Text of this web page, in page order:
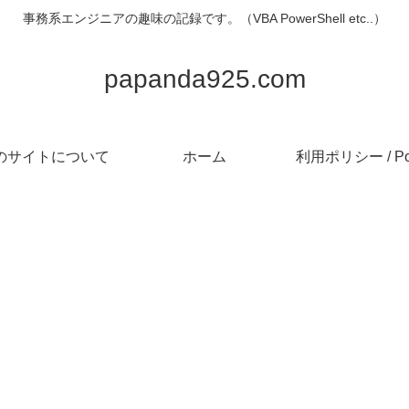
事務系エンジニアの趣味の記録です。（VBA PowerShell etc..）
papanda925.com
サイトについて ホーム 利用ポリシー /